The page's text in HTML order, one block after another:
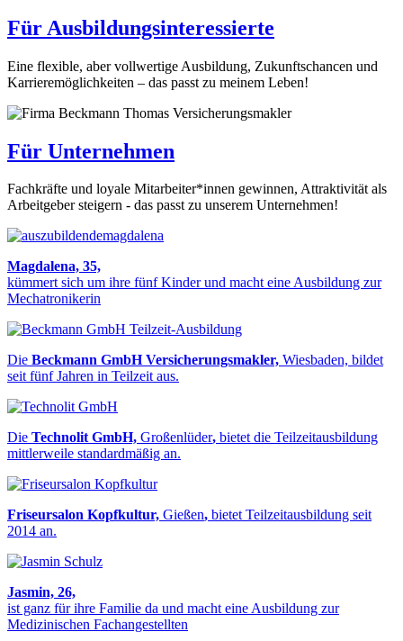
Für Ausbildungsinteressierte
Eine flexible, aber vollwertige Ausbildung, Zukunftschancen und
Karrieremöglichkeiten – das passt zu meinem Leben!
Für Unternehmen
Fachkräfte und loyale Mitarbeiter*innen gewinnen, Attraktivität als
Arbeitgeber steigern - das passt zu unserem Unternehmen!
Magdalena, 35,
kümmert sich um ihre fünf Kinder und macht eine Ausbildung zur
Mechatronikerin
Die Beckmann GmbH Versicherungsmakler, Wiesbaden, bildet
seit fünf Jahren in Teilzeit aus.
Die Technolit GmbH, Großenlüder, bietet die Teilzeitausbildung
mittlerweile standardmäßig an.
Friseursalon Kopfkultur, Gießen, bietet Teilzeitausbildung seit
2014 an.
Jasmin, 26,
ist ganz für ihre Familie da und macht eine Ausbildung zur
Medizinischen Fachangestellten